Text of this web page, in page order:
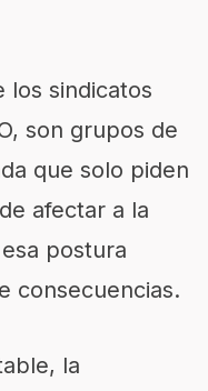
los sindicatos
son grupos de
que solo piden
afectar a la
postura
consecuencias.
la